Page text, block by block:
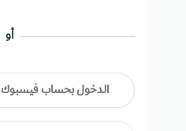
أو
الدخول بحساب فيسبوك